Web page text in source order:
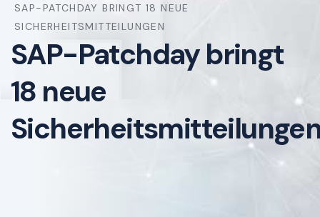
SAP-PATCHDAY BRINGT 18 NEUE
SICHERHEITSMITTEILUNGEN
SAP-Patchday bringt
18 neue